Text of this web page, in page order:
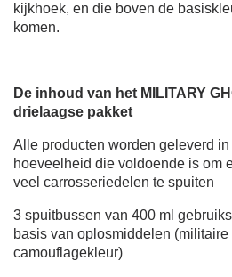
kijkhoek, en die boven de
komen.
De inhoud van het MILITARY
drielaagse pakket
Alle producten worden geleverd in
hoeveelheid die voldoende is om
veel carrosseriedelen te spuiten
3 spuitbussen van 400 ml
basis van oplosmiddelen (militaire
camouflagekleur)